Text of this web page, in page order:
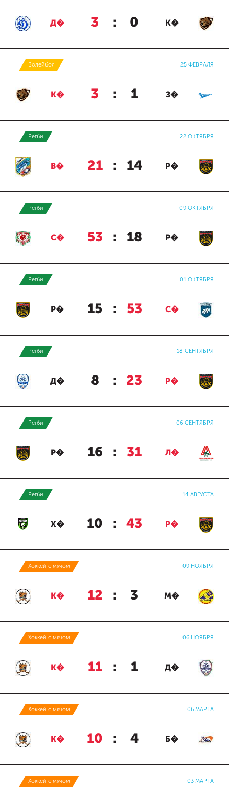
Д� 3 : 0 К�
Волейбол 25 ФЕВРАЛЯ
К� 3 : 1 З�
Регби 22 ОКТЯБРЯ
В� 21 : 14 Р�
Регби 09 ОКТЯБРЯ
С� 53 : 18 Р�
Регби 01 ОКТЯБРЯ
Р� 15 : 53 С�
Регби 18 СЕНТЯБРЯ
Д� 8 : 23 Р�
Регби 06 СЕНТЯБРЯ
Р� 16 : 31 Л�
Регби 14 АВГУСТА
Х� 10 : 43 Р�
Хоккей с мячом 09 НОЯБРЯ
К� 12 : 3 М�
Хоккей с мячом 06 НОЯБРЯ
К� 11 : 1 Д�
Хоккей с мячом 06 МАРТА
К� 10 : 4 Б�
Хоккей с мячом 03 МАРТА